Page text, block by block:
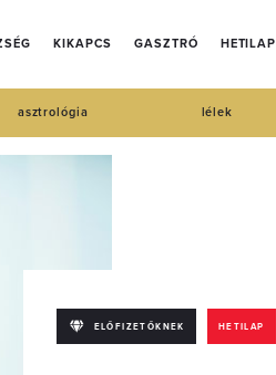
KIKAPCS GASZTRÓ HETILAP
asztrológia lélek
ELŐFIZETŐKNEK HETILAP